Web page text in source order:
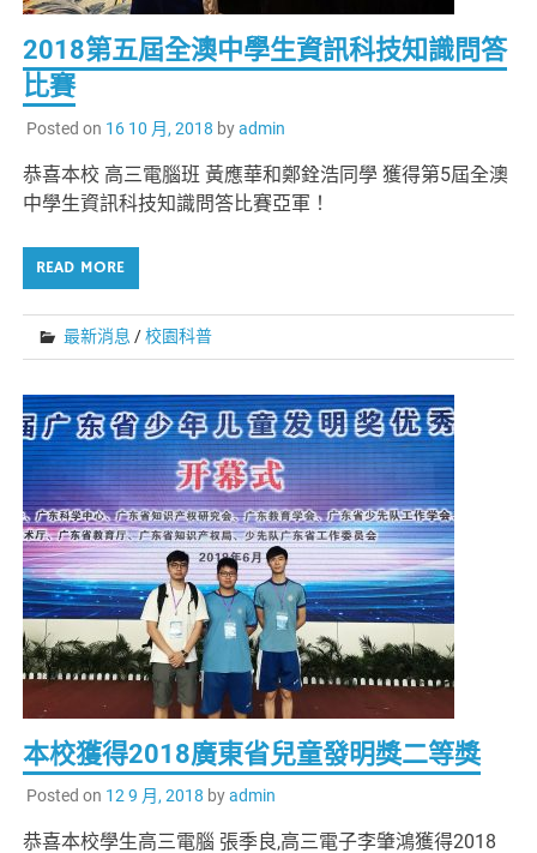
2018第五屆全澳中學生資訊科技知識問答
比賽
Posted on 16 10 月, 2018 byadmin
恭喜本校 高三電腦班 黃應華和鄭銓浩同學 獲得第5屆全澳
中學生資訊科技知識問答比賽亞軍！
READ MORE
最新消息 /校園科普
本校獲得2018廣東省兒童發明獎二等獎
Posted on 12 9 月, 2018 byadmin
恭喜本校學生高三電腦 張季良,高三電子李肇鴻獲得2018